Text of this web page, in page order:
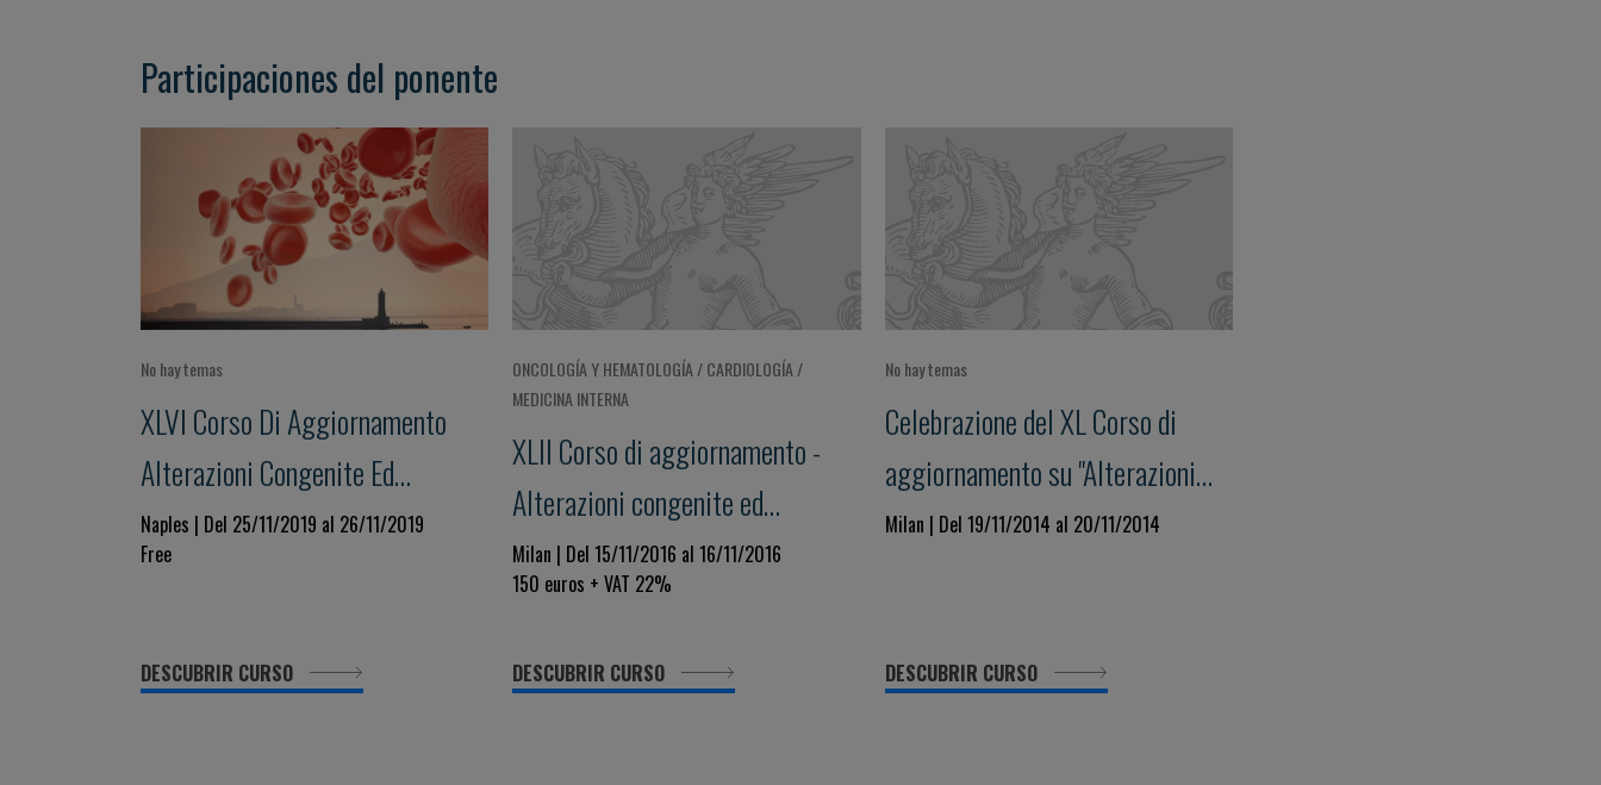
Participaciones del ponente
No hay temas
XLVI Corso Di Aggiornamento
Alterazioni Congenite Ed
Acquisite Della Coagulazione
Focus Su: Sindrome Da Anticorpi
Prevenzione, Diagnosi E
Naples | Del 25/11/2019 al 26/11/2019
Free
DESCUBRIR CURSO
ONCOLOGÍA Y HEMATOLOGÍA / CARDIOLOGÍA /
MEDICINA INTERNA
XLII Corso di aggiornamento -
Alterazioni congenite ed
acquisite della coagulazione -
Focus su: Applicazione e limiti
del D-Dimero
Milan | Del 15/11/2016 al 16/11/2016
150 euros + VAT 22%
DESCUBRIR CURSO
No hay temas
Celebrazione del XL Corso di
aggiornamento su "Alterazioni
Congenite ed Acquisite della
Utilità Clinica nello Studio
Milan | Del 19/11/2014 al 20/11/2014
DESCUBRIR CURSO